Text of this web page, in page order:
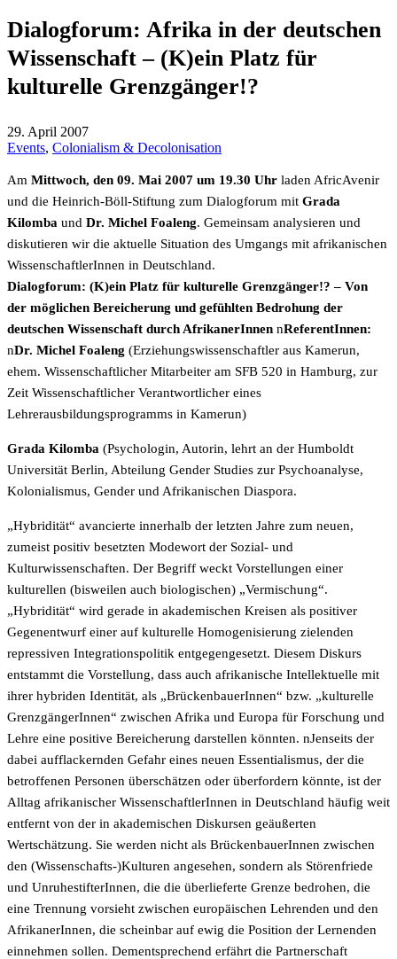
Dialogforum: Afrika in der deutschen
Wissenschaft – (K)ein Platz für
kulturelle Grenzgänger!?
29. April 2007
Events, Colonialism & Decolonisation
Am Mittwoch, den 09. Mai 2007 um 19.30 Uhr laden AfricAvenir
und die Heinrich-Böll-Stiftung zum Dialogforum mit Grada
Kilomba und Dr. Michel Foaleng. Gemeinsam analysieren und
diskutieren wir die aktuelle Situation des Umgangs mit afrikanischen
WissenschaftlerInnen in Deutschland.
Dialogforum: (K)ein Platz für kulturelle Grenzgänger!? – Von
der möglichen Bereicherung und gefühlten Bedrohung der
deutschen Wissenschaft durch AfrikanerInnen nReferentInnen:
nDr. Michel Foaleng (Erziehungswissenschaftler aus Kamerun,
ehem. Wissenschaftlicher Mitarbeiter am SFB 520 in Hamburg, zur
Zeit Wissenschaftlicher Verantwortlicher eines
Lehrerausbildungsprogramms in Kamerun)
Grada Kilomba (Psychologin, Autorin, lehrt an der Humboldt
Universität Berlin, Abteilung Gender Studies zur Psychoanalyse,
Kolonialismus, Gender und Afrikanischen Diaspora.
„Hybridität“ avancierte innerhalb der letzten Jahre zum neuen,
zumeist positiv besetzten Modewort der Sozial- und
Kulturwissenschaften. Der Begriff weckt Vorstellungen einer
kulturellen (bisweilen auch biologischen) „Vermischung“.
„Hybridität“ wird gerade in akademischen Kreisen als positiver
Gegenentwurf einer auf kulturelle Homogenisierung zielenden
repressiven Integrationspolitik entgegengesetzt. Diesem Diskurs
entstammt die Vorstellung, dass auch afrikanische Intellektuelle mit
ihrer hybriden Identität, als „BrückenbauerInnen“ bzw. „kulturelle
GrenzgängerInnen“ zwischen Afrika und Europa für Forschung und
Lehre eine positive Bereicherung darstellen könnten. nJenseits der
dabei aufflackernden Gefahr eines neuen Essentialismus, der die
betroffenen Personen überschätzen oder überfordern könnte, ist der
Alltag afrikanischer WissenschaftlerInnen in Deutschland häufig weit
entfernt von der in akademischen Diskursen geäußerten
Wertschätzung. Sie werden nicht als BrückenbauerInnen zwischen
den (Wissenschafts-)Kulturen angesehen, sondern als Störenfriede
und UnruhestifterInnen, die die überlieferte Grenze bedrohen, die
eine Trennung vorsieht zwischen europäischen Lehrenden und den
AfrikanerInnen, die scheinbar auf ewig die Position der Lernenden
einnehmen sollen. Dementsprechend erfährt die Partnerschaft